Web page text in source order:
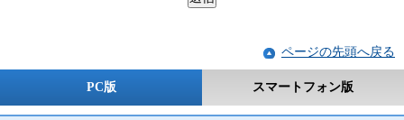
ページの先頭へ戻る
PC版 スマートフォン版